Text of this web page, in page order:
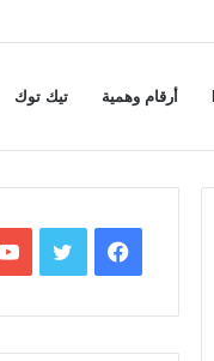
أرقام وهمية تيك توك
فيسبوكتويتر